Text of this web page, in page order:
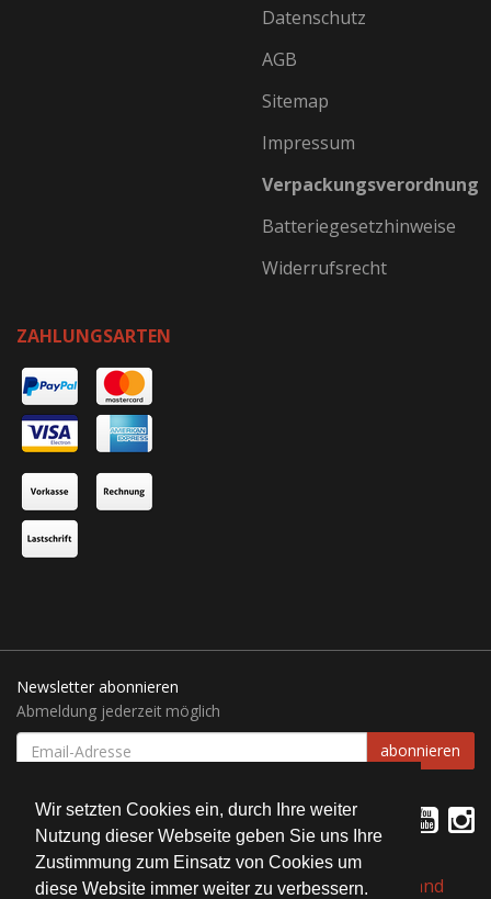
Wir setzten Cookies ein, durch Ihre weiter
Nutzung dieser Webseite geben Sie uns Ihre
Zustimmung zum Einsatz von Cookies um
diese Website immer weiter zu verbessern.
Datenschutz
AGB
Sitemap
Impressum
Verpackungsverordnung
Batteriegesetzhinweise
Widerrufsrecht
ZAHLUNGSARTEN
Newsletter abonnieren
Abmeldung jederzeit möglich
EMAIL-
ADRESSE
abonnieren
*Alle Preise inkl. gesetzlicher USt., zzgl. Versand